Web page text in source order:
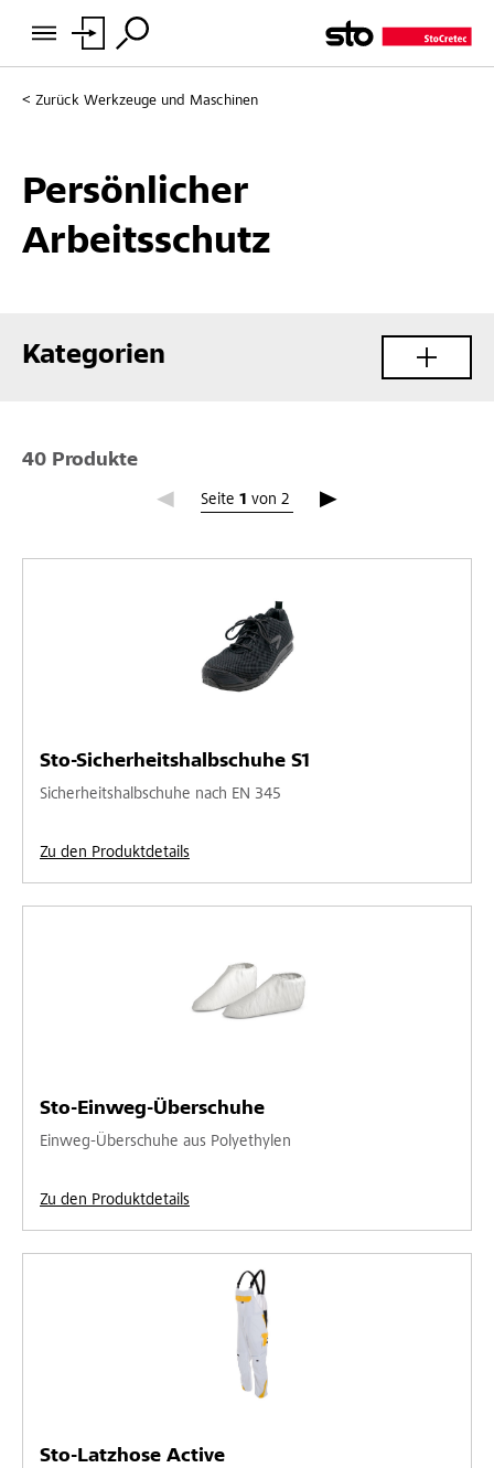
Zurück Werkzeuge und Maschinen
Persönlicher
Arbeitsschutz
Kategorien
40 Produkte
Seite 1 von 2
Seite 1
Sto-Sicherheitshalbschuhe S1
Sicherheitshalbschuhe nach EN 345
Zu den Produktdetails
Sto-Einweg-Überschuhe
Einweg-Überschuhe aus Polyethylen
Zu den Produktdetails
Sto-Latzhose Active